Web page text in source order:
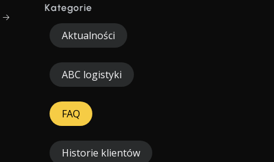
→
Kategorie
Aktualności
ABC logistyki
FAQ
Historie klientów